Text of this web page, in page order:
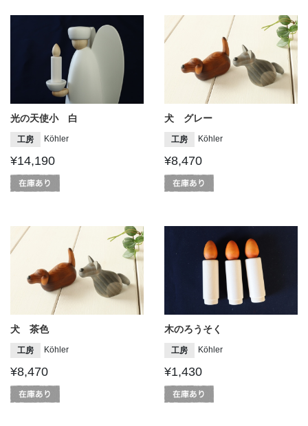
光の天使小 白
工房 Köhler
¥14,190
犬 グレー
工房 Köhler
¥8,470
犬 茶色
工房 Köhler
¥8,470
木のろうそく
工房 Köhler
¥1,430